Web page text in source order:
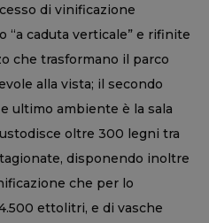
di vinificazione
“a caduta verticale” e rifinite
che trasformano il parco
alla vista; il secondo
ultimo ambiente è la sala
oltre 300 legni tra
disponendo inoltre
che per lo
ettolitri, e di vasche